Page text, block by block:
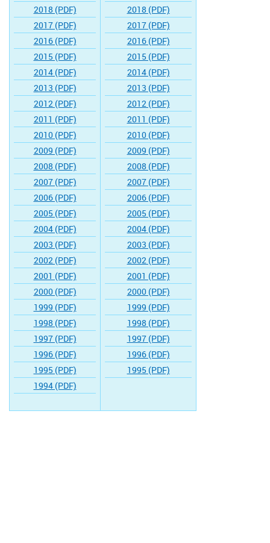
2018 (PDF)
2017 (PDF)
2016 (PDF)
2015 (PDF)
2014 (PDF)
2013 (PDF)
2012 (PDF)
2011 (PDF)
2010 (PDF)
2009 (PDF)
2008 (PDF)
2007 (PDF)
2006 (PDF)
2005 (PDF)
2004 (PDF)
2003 (PDF)
2002 (PDF)
2001 (PDF)
2000 (PDF)
1999 (PDF)
1998 (PDF)
1997 (PDF)
1996 (PDF)
1995 (PDF)
1994 (PDF)
2018 (PDF)
2017 (PDF)
2016 (PDF)
2015 (PDF)
2014 (PDF)
2013 (PDF)
2012 (PDF)
2011 (PDF)
2010 (PDF)
2009 (PDF)
2008 (PDF)
2007 (PDF)
2006 (PDF)
2005 (PDF)
2004 (PDF)
2003 (PDF)
2002 (PDF)
2001 (PDF)
2000 (PDF)
1999 (PDF)
1998 (PDF)
1997 (PDF)
1996 (PDF)
1995 (PDF)